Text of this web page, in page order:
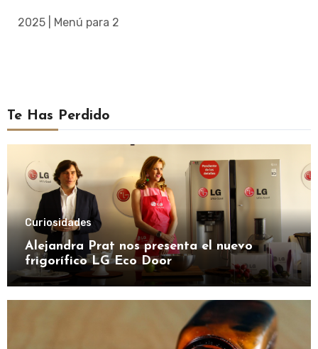
2025 | Menú para 2
Te Has Perdido
Curiosidades
Alejandra Prat nos presenta el nuevo
frigorífico LG Eco Door